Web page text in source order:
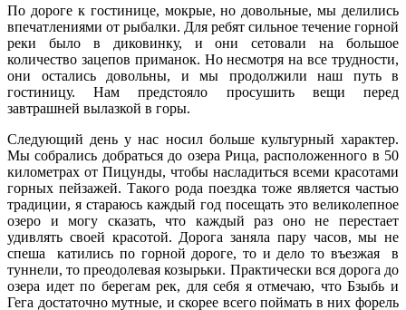
По дороге к гостинице, мокрые, но довольные, мы делились
впечатлениями от рыбалки. Для ребят сильное течение горной
реки было в диковинку, и они сетовали на большое
количество зацепов приманок. Но несмотря на все трудности,
они остались довольны, и мы продолжили наш путь в
гостиницу. Нам предстояло просушить вещи перед
завтрашней вылазкой в горы.
Следующий день у нас носил больше культурный характер.
Мы собрались добраться до озера Рица, расположенного в 50
километрах от Пицунды, чтобы насладиться всеми красотами
горных пейзажей. Такого рода поездка тоже является частью
традиции, я стараюсь каждый год посещать это великолепное
озеро и могу сказать, что каждый раз оно не перестает
удивлять своей красотой. Дорога заняла пару часов, мы не
спеша катились по горной дороге, то и дело то въезжая в
туннели, то преодолевая козырьки. Практически вся дорога до
озера идет по берегам рек, для себя я отмечаю, что Бзыбь и
Гега достаточно мутные, и скорее всего поймать в них форель